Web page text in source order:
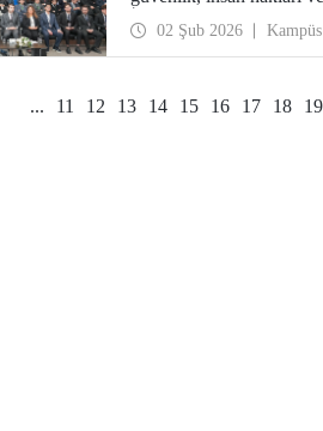
bir Birleşmiş Milletler
02 Şub 2026 Kampüs
... 11 12 13 14 15 16 17 18 19